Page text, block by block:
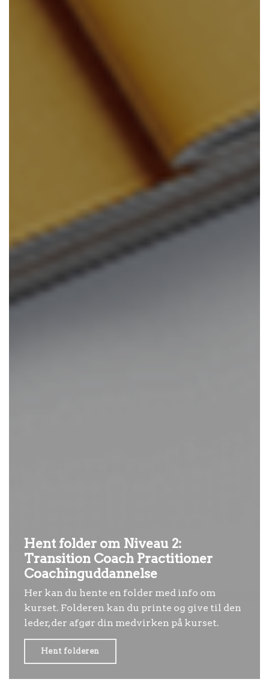
Hent folder om Niveau 2:
Transition Coach Practitioner
Coachinguddannelse
Her kan du hente en folder med info om
kurset. Folderen kan du printe og give til den
leder, der afgør din medvirken på kurset.
Hent folderen